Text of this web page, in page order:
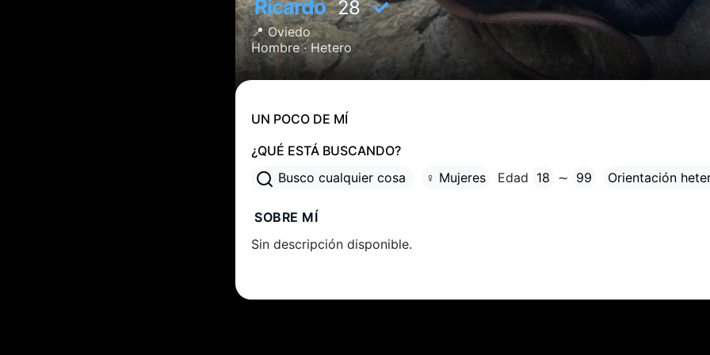
Ricardo28✓
📍 Oviedo
Hombre · Hetero
UN POCO DE MÍ
¿QUÉ ESTÁ BUSCANDO?
Busco cualquier cosa
♀ Mujeres Edad 18 ∼ 99 Orientación
SOBRE MÍ
Sin descripción disponible.